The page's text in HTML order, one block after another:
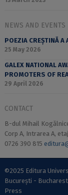
NEWS AND EVENTS
POEZIA CREȘTINĂ A
25 May 2026
GALEX NATIONAL
PROMOTERS OF
29 April 2026
CONTACT
B-dul Mihail
Corp A, Intrarea A,
0726 390 815
©2025 Editura
București -
Press